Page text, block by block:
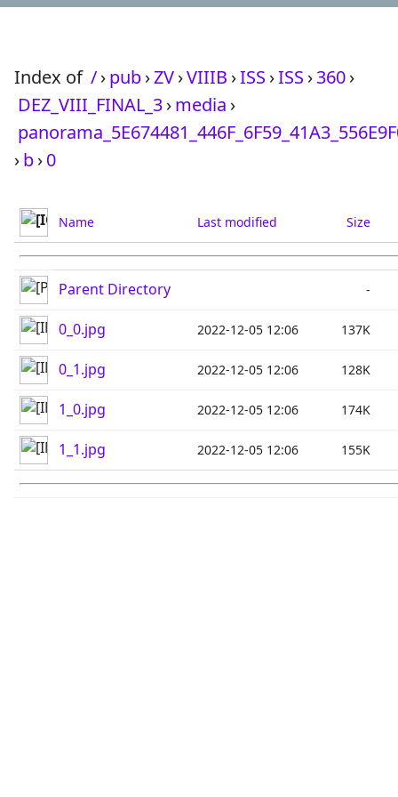
Index of /›pub›ZV›VIIIB ›ISS ›ISS ›360›
DEZ_VIII_FINAL_3›media ›
›b›0
Name Last modified Size
Parent Directory -
0_0.jpg 2022-12-05 12:06 137K
0_1.jpg 2022-12-05 12:06 128K
1_0.jpg 2022-12-05 12:06 174K
1_1.jpg 2022-12-05 12:06 155K